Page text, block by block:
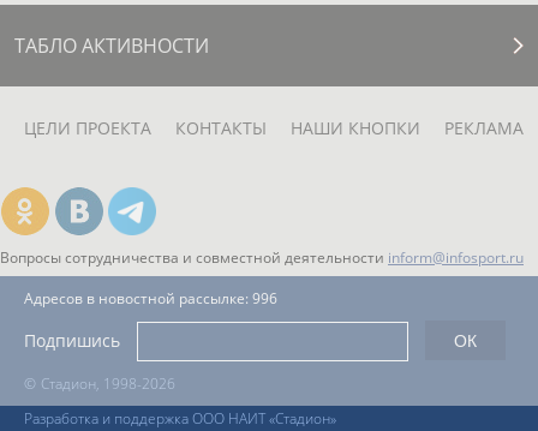
ТАБЛО АКТИВНОСТИ
ЦЕЛИ ПРОЕКТА КОНТАКТЫ НАШИ КНОПКИ РЕКЛАМА
Вопросы сотрудничества и совместной деятельности inform@infosport.ru
© Стадион, 1998-2026
Разработка и поддержка ООО НАИТ «Стадион»
Адресов в новостной рассылке: 996
Подпишись